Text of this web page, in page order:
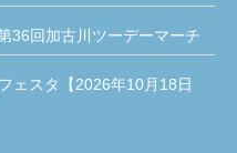
36回加古川ツーデーマーチ
ェスタ【2026年10月18日